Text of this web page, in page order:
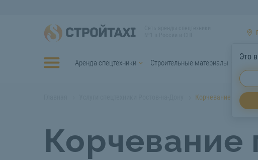
Это
Аренда спецтехники Строительные материалы
Корчевание пней
Корчевание